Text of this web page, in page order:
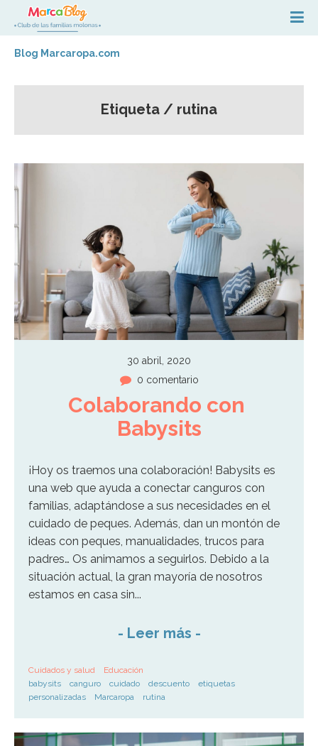
Blog Marcaropa.com
Etiqueta / rutina
30 abril, 2020
0 comentario
Colaborando con
Babysits
¡Hoy os traemos una colaboración! Babysits es
una web que ayuda a conectar canguros con
familias, adaptándose a sus necesidades en el
cuidado de peques. Además, dan un montón de
ideas con peques, manualidades, trucos para
padres… Os animamos a seguirlos. Debido a la
situación actual, la gran mayoría de nosotros
estamos en casa sin...
- Leer más -
Cuidados y salud
Educación
babysits
canguro cuidado descuento
etiquetas
personalizadas
Marcaropa rutina